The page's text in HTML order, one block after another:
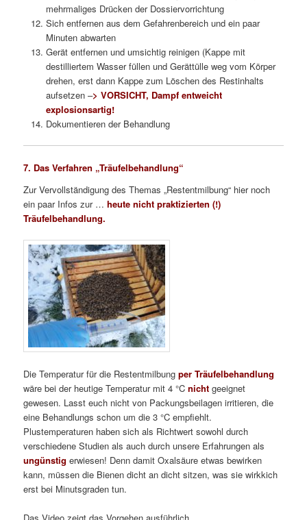
mehrmaliges Drücken der Dossiervorrichtung
Sich entfernen aus dem Gefahrenbereich und ein paar
Minuten abwarten
Gerät entfernen und umsichtig reinigen (Kappe mit
destilliertem Wasser füllen und Gerättülle weg vom Körper
drehen, erst dann Kappe zum Löschen des Restinhalts
aufsetzen –> VORSICHT, Dampf entweicht
explosionsartig!
Dokumentieren der Behandlung
7. Das Verfahren „Träufelbehandlung“
Zur Vervollständigung des Themas „Restentmilbung“ hier noch
ein paar Infos zur … heute nicht praktizierten (!)
Träufelbehandlung.
Die Temperatur für die Restentmilbungper Träufelbehandlung
wäre bei der heutige Temperatur mit 4 °Cnicht geeignet
gewesen. Lasst euch nicht von Packungsbeilagen irritieren, die
eine Behandlungs schon um die 3 °C empfiehlt.
Plustemperaturen haben sich als Richtwert sowohl durch
verschiedene Studien als auch durch unsere Erfahrungen als
ungünstig erwiesen! Denn damit Oxalsäure etwas bewirken
kann, müssen die Bienen dicht an dicht sitzen, was sie wirkkich
erst bei Minutsgraden tun.